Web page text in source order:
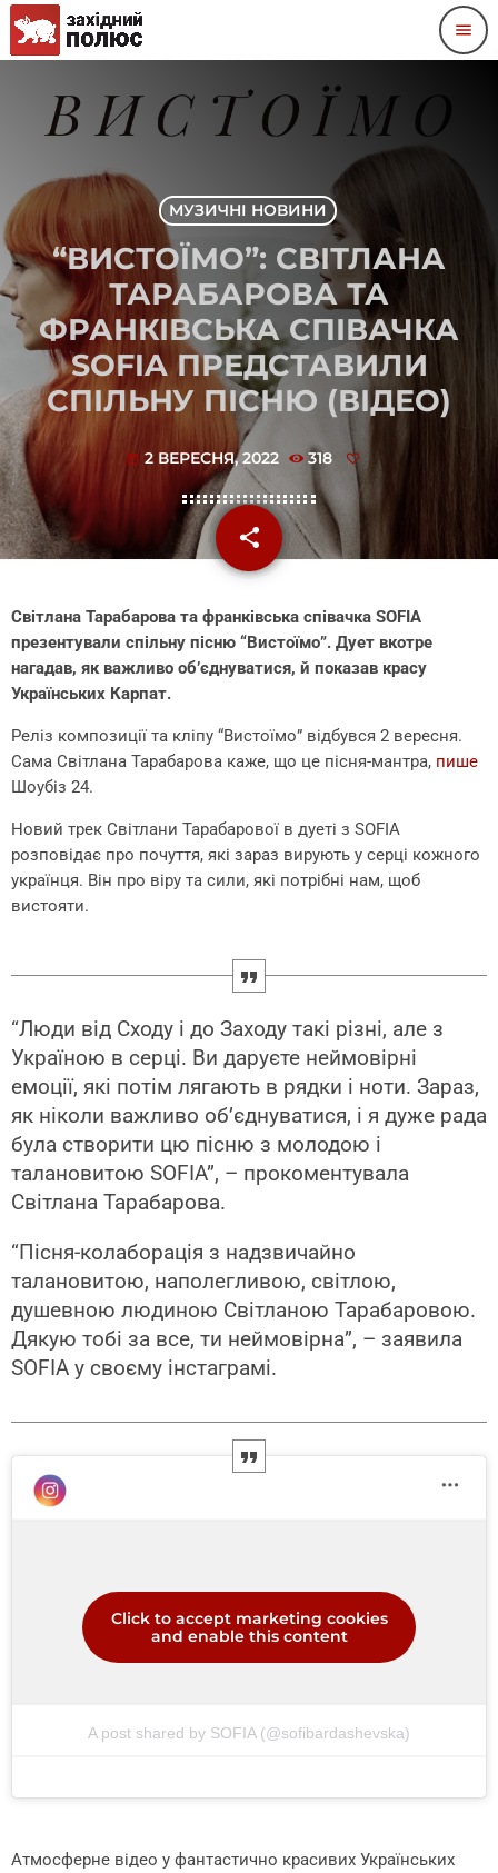
menu
МУЗИЧНІ НОВИНИ
“ВИСТОЇМО”: СВІТЛАНА
ТАРАБАРОВА ТА
ФРАНКІВСЬКА СПІВАЧКА
SOFIA ПРЕДСТАВИЛИ
СПІЛЬНУ ПІСНЮ (ВІДЕО)
today 2 ВЕРЕСНЯ, 2022 318
share
email
Світлана Тарабарова та франківська співачка SOFIA
презентували спільну пісню “Вистоїмо”. Дует вкотре
нагадав, як важливо об’єднуватися, й показав красу
Українських Карпат.
Реліз композиції та кліпу “Вистоїмо” відбувся 2 вересня.
Сама Світлана Тарабарова каже, що це пісня-мантра, пише
Шоубіз 24.
Новий трек Світлани Тарабарової в дуеті з SOFIA
розповідає про почуття, які зараз вирують у серці кожного
українця. Він про віру та сили, які потрібні нам, щоб
вистояти.
“Люди від Сходу і до Заходу такі різні, але з
Україною в серці. Ви даруєте неймовірні
емоції, які потім лягають в рядки і ноти. Зараз,
як ніколи важливо об’єднуватися, і я дуже рада
була створити цю пісню з молодою і
талановитою SOFIA”, – прокоментувала
Світлана Тарабарова.
“Пісня-колаборація з надзвичайно
талановитою, наполегливою, світлою,
душевною людиною Світланою Тарабаровою.
Дякую тобі за все, ти неймовірна”, – заявила
SOFIA у своєму інстаграмі.
A post shared by SOFIA (@sofibardashevska)
Click to accept marketing cookies
and enable this content
Атмосферне відео у фантастично красивих Українських